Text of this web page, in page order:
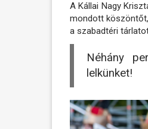
A Kállai Nagy
mondott
a szabadtéri
Néhány
lelkünket!